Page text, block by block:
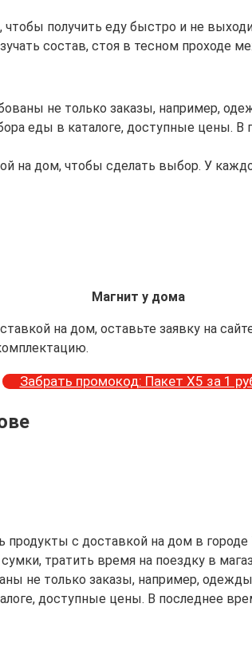
получить еду быстро и не
состав, стоя в тесном проходе
не только заказы, например,
еды в каталоге, доступные цены.
на дом, чтобы сделать выбор. У
Магнит у дома
на дом, оставьте заявку на
Забрать промокод: Пакет Х5 за 1
с доставкой на дом в
тратить время на поездку в
не только заказы, например,
доступные цены. В последнее